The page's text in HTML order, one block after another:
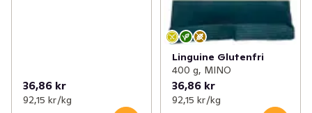
36,86 kr
92,15 kr /kg
Linguine Glutenfri
400 g, MINO
36,86 kr
92,15 kr /kg